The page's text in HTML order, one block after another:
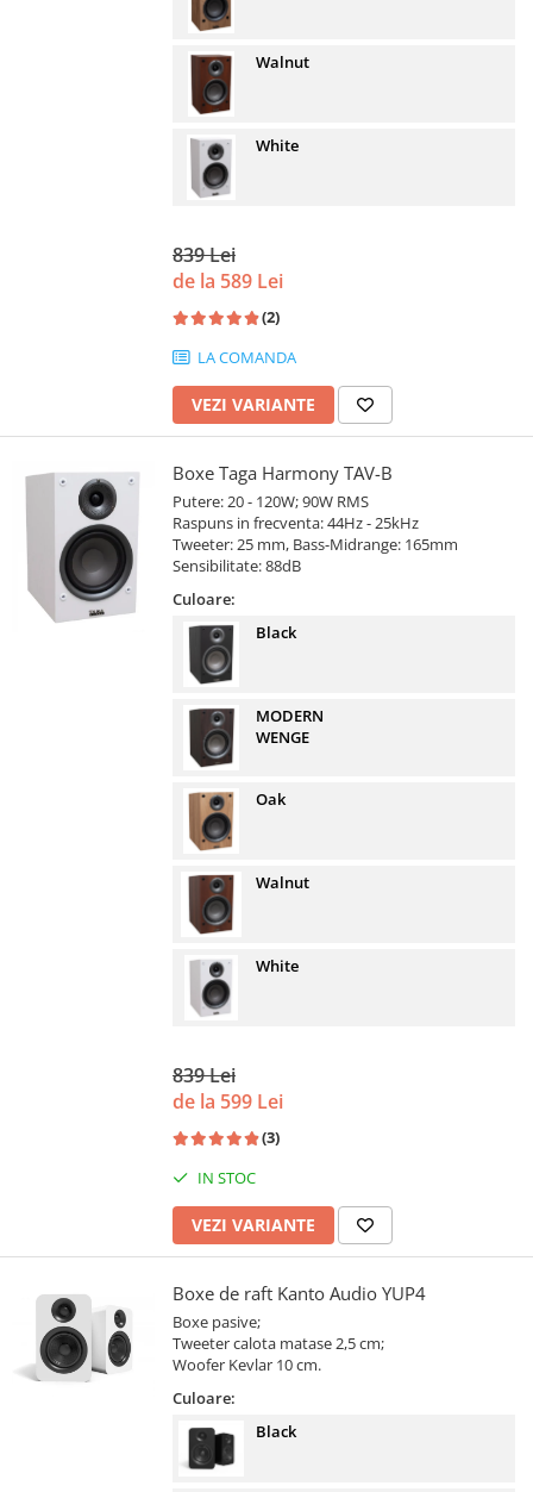
Walnut
White
839 Lei
de la 589 Lei
(2)
LA COMANDA
VEZI VARIANTE
Boxe Taga Harmony TAV-B
Putere: 20 - 120W; 90W RMS
Raspuns in frecventa: 44Hz - 25kHz
Tweeter: 25 mm, Bass-Midrange: 165mm
Sensibilitate: 88dB
Culoare:
Black
MODERN
WENGE
Oak
Walnut
White
839 Lei
de la 599 Lei
(3)
IN STOC
VEZI VARIANTE
Boxe de raft Kanto Audio YUP4
Boxe pasive;
Tweeter calota matase 2,5 cm;
Woofer Kevlar 10 cm.
Culoare:
Black